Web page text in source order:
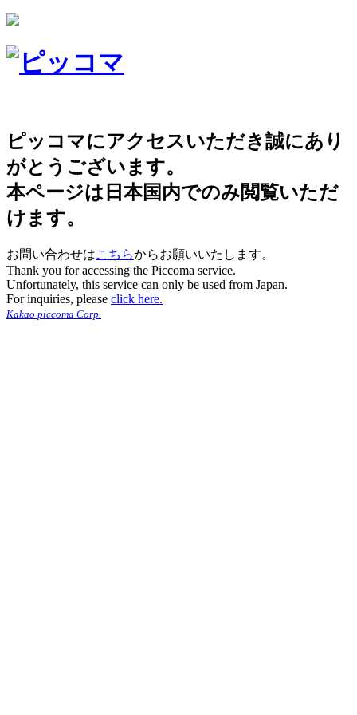
ピッコマにアクセスいただき誠にあり
がとうございます。
本ページは日本国内でのみ閲覧いただ
けます。
お問い合わせはこちらからお願いいたします。
Thank you for accessing the Piccoma service.
Unfortunately, this service can only be used from Japan.
For inquiries, please click here.
Kakao piccoma Corp.